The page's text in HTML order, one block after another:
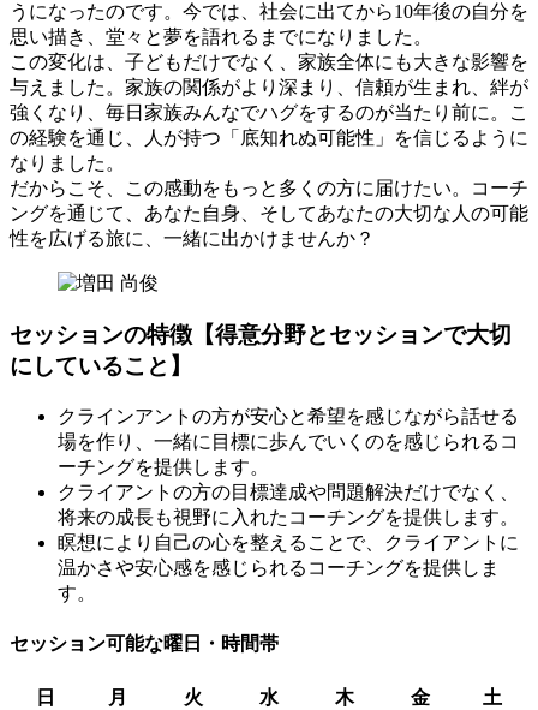
うになったのです。今では、社会に出てから10年後の自分を
思い描き、堂々と夢を語れるまでになりました。
この変化は、子どもだけでなく、家族全体にも大きな影響を
与えました。家族の関係がより深まり、信頼が生まれ、絆が
強くなり、毎日家族みんなでハグをするのが当たり前に。こ
の経験を通じ、人が持つ「底知れぬ可能性」を信じるように
なりました。
だからこそ、この感動をもっと多くの方に届けたい。コーチ
ングを通じて、あなた自身、そしてあなたの大切な人の可能
性を広げる旅に、一緒に出かけませんか？
セッションの特徴【得意分野とセッションで大切
にしていること】
クラインアントの方が安心と希望を感じながら話せる
場を作り、一緒に目標に歩んでいくのを感じられるコ
ーチングを提供します。
クライアントの方の目標達成や問題解決だけでなく、
将来の成長も視野に入れたコーチングを提供します。
瞑想により自己の心を整えることで、クライアントに
温かさや安心感を感じられるコーチングを提供しま
す。
セッション可能な曜日・時間帯
日 月 火 水 木 金
土